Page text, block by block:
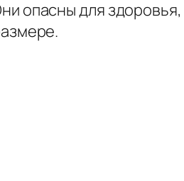
опасны для